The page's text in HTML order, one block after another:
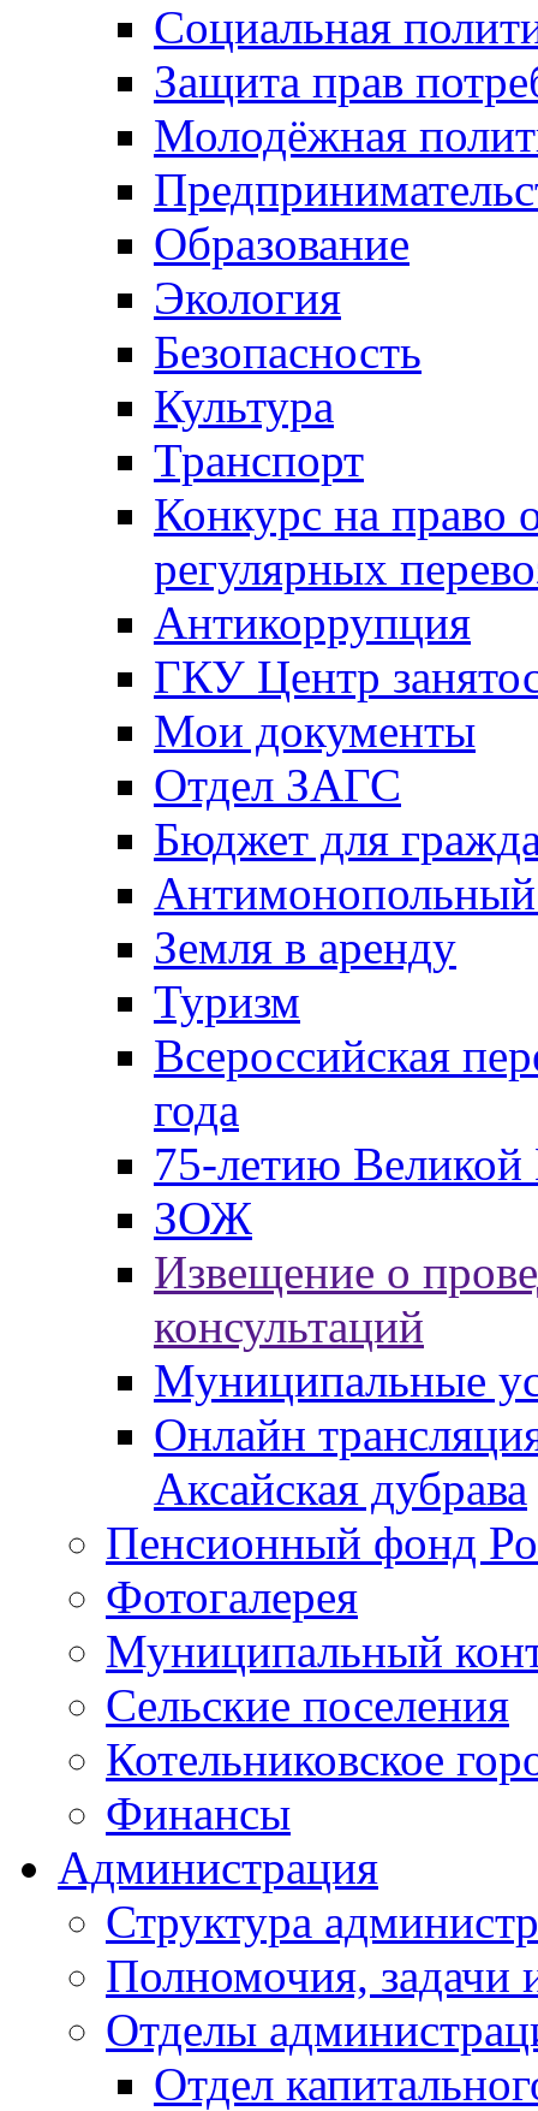
Социальная
Защита прав
Молодёжная
Образование
Экология
Безопасность
Культура
Транспорт
Конкурс на право
регулярных
Антикоррупция
ГКУ Центр
Мои документы
Отдел ЗАГС
Бюджет для
Антимонопольный
Земля в аренду
Туризм
Всероссийская
года
75-летию
ЗОЖ
Извещение о
консультаций
Муниципальные
Онлайн
Аксайская дубрава
Пенсионный фонд
Фотогалерея
Муниципальный
Сельские поселения
Котельниковское
Финансы
Администрация
Структура
Полномочия, задачи
Отделы
Отдел